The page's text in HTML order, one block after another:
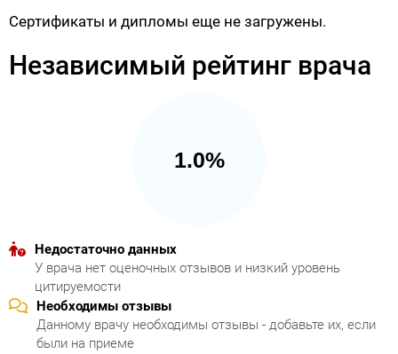
Сертификаты и дипломы еще не загружены.
Независимый рейтинг врача
1.0%
Недостаточно данных
У врача нет оценочных отзывов и низкий уровень
цитируемости
Необходимы отзывы
Данному врачу необходимы отзывы - добавьте их, если
были на приеме